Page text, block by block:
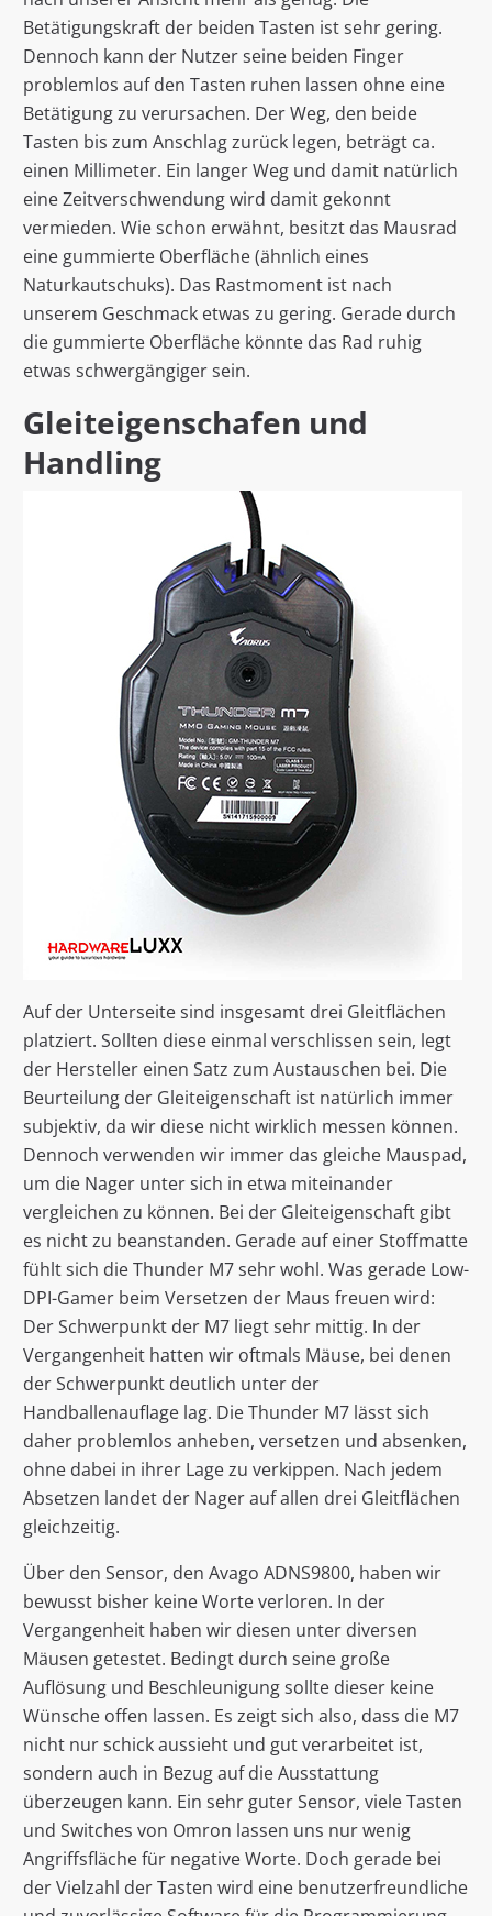
Betätigungskraft der beiden Tasten ist sehr gering.
Dennoch kann der Nutzer seine beiden Finger
problemlos auf den Tasten ruhen lassen ohne eine
Betätigung zu verursachen. Der Weg, den beide
Tasten bis zum Anschlag zurück legen, beträgt ca.
einen Millimeter. Ein langer Weg und damit natürlich
eine Zeitverschwendung wird damit gekonnt
vermieden. Wie schon erwähnt, besitzt das Mausrad
eine gummierte Oberfläche (ähnlich eines
Naturkautschuks). Das Rastmoment ist nach
unserem Geschmack etwas zu gering. Gerade durch
die gummierte Oberfläche könnte das Rad ruhig
etwas schwergängiger sein.
Gleiteigenschafen und
Handling
Auf der Unterseite sind insgesamt drei Gleitflächen
platziert. Sollten diese einmal verschlissen sein, legt
der Hersteller einen Satz zum Austauschen bei. Die
Beurteilung der Gleiteigenschaft ist natürlich immer
subjektiv, da wir diese nicht wirklich messen können.
Dennoch verwenden wir immer das gleiche Mauspad,
um die Nager unter sich in etwa miteinander
vergleichen zu können. Bei der Gleiteigenschaft gibt
es nicht zu beanstanden. Gerade auf einer Stoffmatte
fühlt sich die Thunder M7 sehr wohl. Was gerade Low-
DPI-Gamer beim Versetzen der Maus freuen wird:
Der Schwerpunkt der M7 liegt sehr mittig. In der
Vergangenheit hatten wir oftmals Mäuse, bei denen
der Schwerpunkt deutlich unter der
Handballenauflage lag. Die Thunder M7 lässt sich
daher problemlos anheben, versetzen und absenken,
ohne dabei in ihrer Lage zu verkippen. Nach jedem
Absetzen landet der Nager auf allen drei Gleitflächen
gleichzeitig.
Über den Sensor, den Avago ADNS9800, haben wir
bewusst bisher keine Worte verloren. In der
Vergangenheit haben wir diesen unter diversen
Mäusen getestet. Bedingt durch seine große
Auflösung und Beschleunigung sollte dieser keine
Wünsche offen lassen. Es zeigt sich also, dass die M7
nicht nur schick aussieht und gut verarbeitet ist,
sondern auch in Bezug auf die Ausstattung
überzeugen kann. Ein sehr guter Sensor, viele Tasten
und Switches von Omron lassen uns nur wenig
Angriffsfläche für negative Worte. Doch gerade bei
der Vielzahl der Tasten wird eine benutzerfreundliche